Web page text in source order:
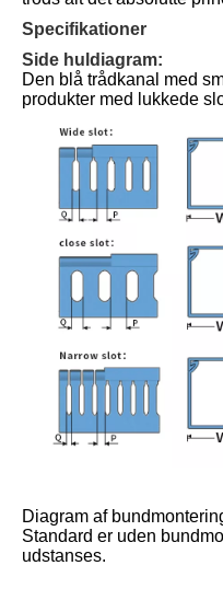
Specifikationer
Side huldiagram:
Den blå trådkanal med
produkter med lukkede
Diagram af
Standard er uden
udstanses.